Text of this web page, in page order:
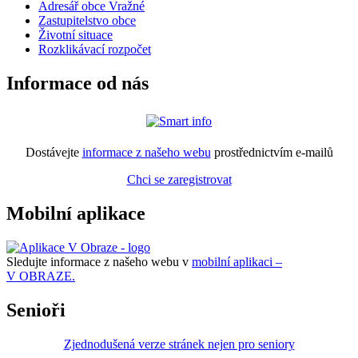
Adresář obce Vražné
Zastupitelstvo obce
Životní situace
Rozklikávací rozpočet
Informace od nás
Dostávejte informace z našeho webu prostřednictvím e-mailů
Chci se zaregistrovat
Mobilní aplikace
Sledujte informace z našeho webu v mobilní aplikaci –
V OBRAZE.
Senioři
Zjednodušená verze stránek nejen pro seniory